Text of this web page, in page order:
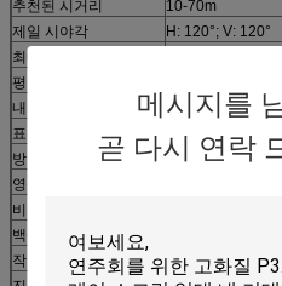
메시지를
곧 다시 연락
추천된 시거리
10-70m
제일 시야각
H: 120°; V: 120°
최대 전력 소비
평균 일률 소비
내각 크기
표준 장 해결책
96*96
방법을 몰기
1/4Scan의 일정
영상 프레임 속도
비율은 상쾌하게 합니다
백색 균형 광도
작용 온도/습도
-30℃~+45℃